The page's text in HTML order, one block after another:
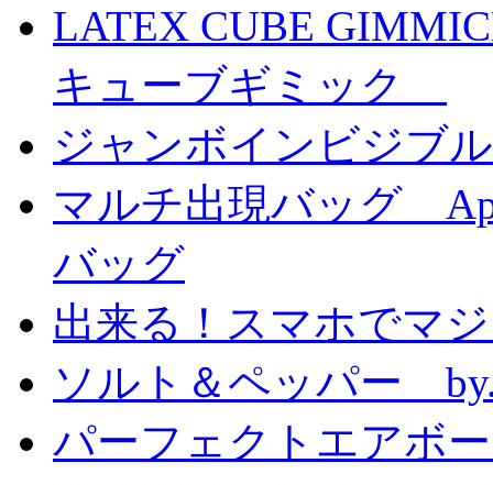
LATEX CUBE
キューブギミック
ジャンボインビジブ
マルチ出現バッグ
バッグ
出来る！スマホでマ
ソルト＆ペッパー
パーフェクトエアボ